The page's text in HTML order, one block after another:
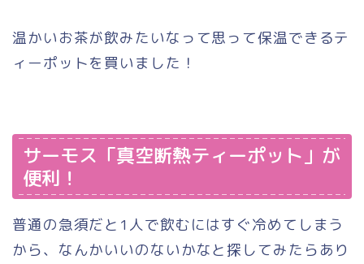
温かいお茶が飲みたいなって思って保温できるテ
ィーポットを買いました！
サーモス「真空断熱ティーポット」が
便利！
普通の急須だと1人で飲むにはすぐ冷めてしまう
から、なんかいいのないかなと探してみたらあり